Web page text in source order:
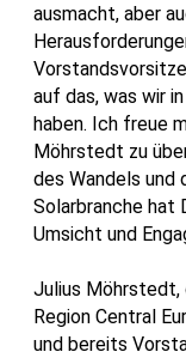
ausmacht, aber
auf das, was wir
haben. Ich freue
Möhrstedt zu
des Wandels und
Solarbranche hat
Umsicht und
Julius
Region Central
und bereits